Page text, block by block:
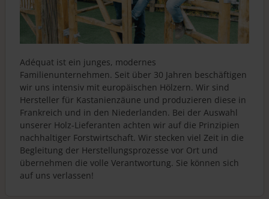
Adéquat ist ein junges, modernes
Familienunternehmen. Seit über 30 Jahren beschäftigen
wir uns intensiv mit europäischen Hölzern. Wir sind
Hersteller für Kastanienzäune und produzieren diese in
Frankreich und in den Niederlanden. Bei der Auswahl
unserer Holz-Lieferanten achten wir auf die Prinzipien
nachhaltiger Forstwirtschaft. Wir stecken viel Zeit in die
Begleitung der Herstellungsprozesse vor Ort und
übernehmen die volle Verantwortung. Sie können sich
auf uns verlassen!